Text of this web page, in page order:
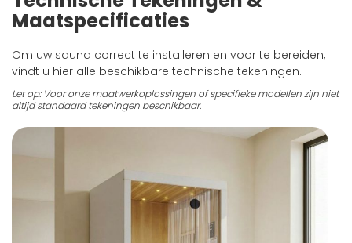
Maatspecificaties
Om uw sauna correct te installeren en voor te bereiden,
vindt u hier alle beschikbare technische tekeningen.
Let op: Voor onze maatwerkoplossingen of specifieke modellen zijn niet
altijd standaard tekeningen beschikbaar.